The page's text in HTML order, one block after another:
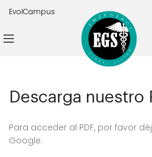
EvolCampus
Descarga nuestro
Para acceder al PDF, por favor
Google.